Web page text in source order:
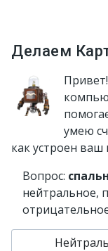
Делаем
умею
как устроен
Вопрос:
нейтральное,